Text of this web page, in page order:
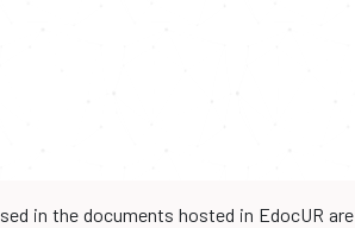
in the documents hosted in EdocUR